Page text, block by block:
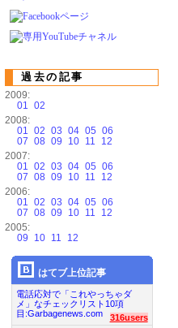
過去の記事
2009:
01 02
2008:
01 02 03 04 05 06
07 08 09 10 11
12
2007:
01 02 03 04 05 06
07 08 09 10 11
12
2006:
01 02 03 04 05 06
07 08 09 10 11
12
2005:
09
10 11 12
はてブ上位記事
電話応対で「これやっちゃダ
メ」なチェックリスト10項
目:Garbagenews.com
316users